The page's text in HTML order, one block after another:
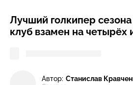
Лучший голкипер
клуб взамен на четырёх
Автор: Станислав